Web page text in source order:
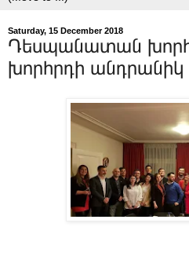
Saturday, 15 December 2018
Դեսպանատան
խորհրդի անդրանիկ